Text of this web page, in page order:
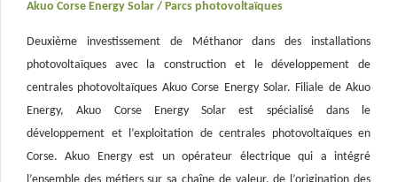
Akuo Corse Energy Solar / Parcs photovoltaïques
Deuxième investissement de Méthanor dans des installations
photovoltaïques avec la construction et le développement de
centrales photovoltaïques Akuo Corse Energy Solar. Filiale de Akuo
Energy, Akuo Corse Energy Solar est spécialisé dans le
développement et l’exploitation de centrales photovoltaïques en
Corse. Akuo Energy est un opérateur électrique qui a intégré